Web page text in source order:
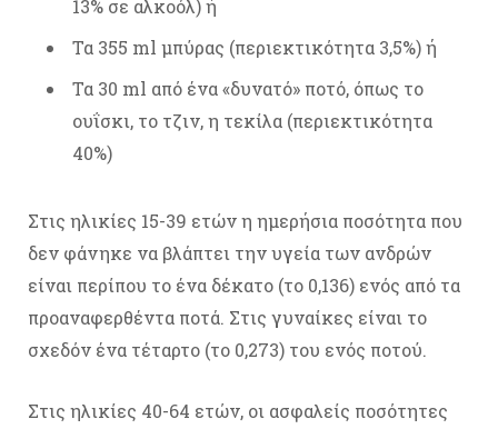
13% σε αλκοόλ) ή
Τα 355 ml μπύρας (περιεκτικότητα 3,5%) ή
Τα 30 ml από ένα «δυνατό» ποτό, όπως το
ουΐσκι, το τζιν, η τεκίλα (περιεκτικότητα
40%)
Στις ηλικίες 15-39 ετών η ημερήσια ποσότητα που
δεν φάνηκε να βλάπτει την υγεία των ανδρών
είναι περίπου το ένα δέκατο (το 0,136) ενός από τα
προαναφερθέντα ποτά. Στις γυναίκες είναι το
σχεδόν ένα τέταρτο (το 0,273) του ενός ποτού.
Στις ηλικίες 40-64 ετών, οι ασφαλείς ποσότητες